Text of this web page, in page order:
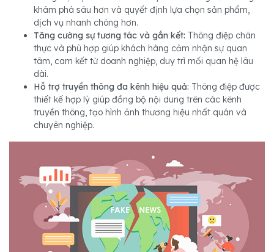
khám phá sâu hơn và quyết định lựa chọn sản phẩm,
dịch vụ nhanh chóng hơn.
Tăng cường sự tương tác và gắn kết: Thông điệp chân
thực và phù hợp giúp khách hàng cảm nhận sự quan
tâm, cam kết từ doanh nghiệp, duy trì mối quan hệ lâu
dài.
Hỗ trợ truyền thông đa kênh hiệu quả: Thông điệp được
thiết kế hợp lý giúp đồng bộ nội dung trên các kênh
truyền thông, tạo hình ảnh thương hiệu nhất quán và
chuyên nghiệp.